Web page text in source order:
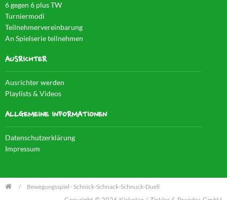
6 gegen 6 plus TW
Turniermodi
Teilnehmervereinbarung
An Spielserie teilnehmen
AUSRICHTER
Ausrichter werden
Playlists & Videos
ALLGEMEINE INFORMATIONEN
Datenschutzerklärung
Impressum
Bewegungsspiel - Schnick-Schnack-Schnuck-Duell